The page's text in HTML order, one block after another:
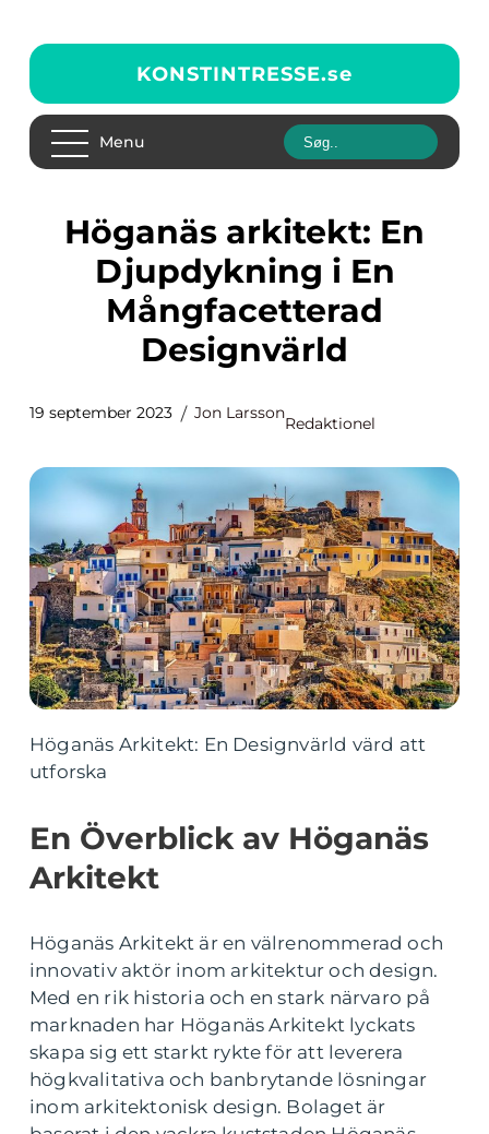
KONSTINTRESSE.se
Menu
Höganäs arkitekt: En
Djupdykning i En
Mångfacetterad
Designvärld
19 september 2023 Jon Larsson
Redaktionel
Höganäs Arkitekt: En Designvärld värd att
utforska
En Överblick av Höganäs
Arkitekt
Höganäs Arkitekt är en välrenommerad och
innovativ aktör inom arkitektur och design.
Med en rik historia och en stark närvaro på
marknaden har Höganäs Arkitekt lyckats
skapa sig ett starkt rykte för att leverera
högkvalitativa och banbrytande lösningar
inom arkitektonisk design. Bolaget är